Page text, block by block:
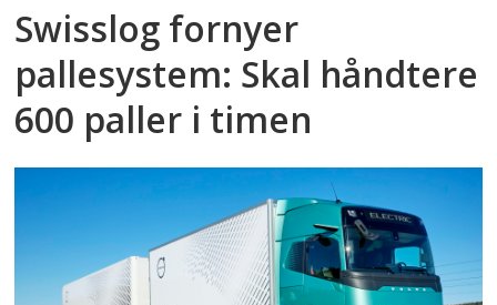
Swisslog fornyer
pallesystem: Skal håndtere
600 paller i timen